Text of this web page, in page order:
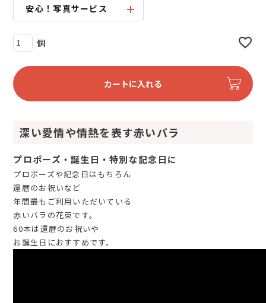
安心！写真サービス
カートに入れる
深い愛情や情熱を表す赤いバラ
プロポーズ・誕生日・特別な記念日に
プロポーズや記念日はもちろん
還暦のお祝いなど
年間最もご利用いただいている
赤いバラの花束です。
60本は還暦のお祝いや
お誕生日におすすめです。